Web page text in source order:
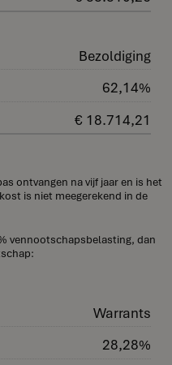
Bezoldiging
62,14%
€ 18.714,21
ontvangen na vijf jaar en is het
is niet meegerekend in de
vennootschapsbelasting, dan
Warrants
28,28%